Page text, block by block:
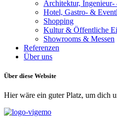
Architektur, Ingenieur-
Hotel, Gastro- &
Shopping
Kultur & Öffentliche
Showrooms & Messen
Referenzen
Über uns
Über diese Website
Hier wäre ein guter Platz, um dich